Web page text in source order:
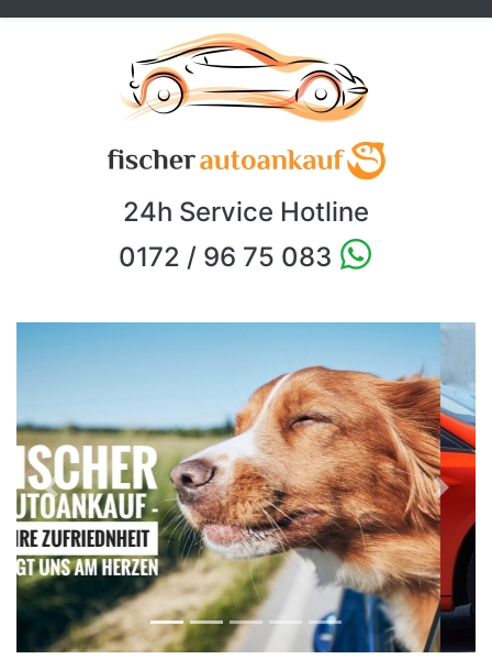
24h Service Hotline
0172 / 96 75 083
Previous Next